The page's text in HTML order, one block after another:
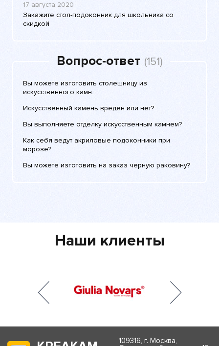
17 августа 2020
Закажите стол-подоконник для школьника со
скидкой
Вопрос-ответ (151)
Вы можете изготовить столешницу из
искусственного камн..
Искусственный камень вреден или нет?
Вы выполняете отделку искусственным камнем?
Как себя ведут акриловые подоконники при
морозе?
Вы можете изготовить на заказ черную раковину?
Наши клиенты
109316, г. Москва,